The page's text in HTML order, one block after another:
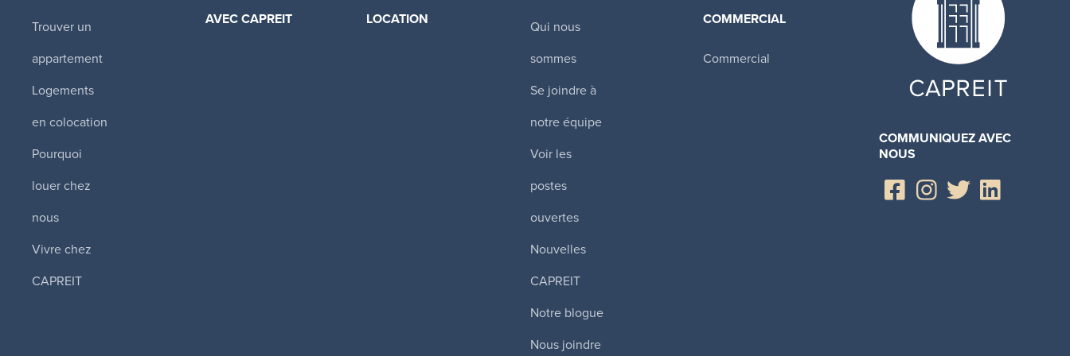
Trouver un
appartement
Logements
en colocation
Pourquoi
louer chez
nous
Vivre chez
CAPREIT
AVEC CAPREIT​
LOCATION
Qui nous
sommes
Se joindre à
notre équipe
Voir les
postes
ouvertes
Nouvelles
CAPREIT
Notre blogue
Nous joindre
COMMERCIAL
Commercial
Canadian Apartment Properties REIT
COMMUNIQUEZ AVEC
NOUS